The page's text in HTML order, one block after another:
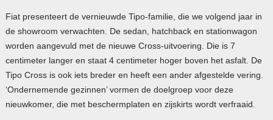
Fiat presenteert de vernieuwde Tipo-familie, die we volgend jaar in
de showroom verwachten. De sedan, hatchback en stationwagon
worden aangevuld met de nieuwe Cross-uitvoering. Die is 7
centimeter langer en staat 4 centimeter hoger boven het asfalt. De
Tipo Cross is ook iets breder en heeft een ander afgestelde vering.
‘Ondernemende gezinnen’ vormen de doelgroep voor deze
nieuwkomer, die met beschermplaten en zijskirts wordt verfraaid.